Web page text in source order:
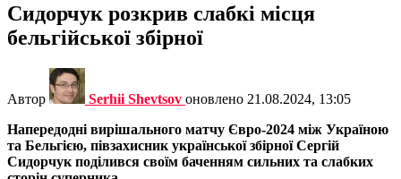
Сидорчук розкрив слабкі місця
бельгійської збірної
Автор Serhii Shevtsov оновлено 21.08.2024, 13:05
Напередодні вирішального матчу Євро-2024 між Україною
та Бельгією, півзахисник української збірної Сергій
Сидорчук поділився своїм баченням сильних та слабких